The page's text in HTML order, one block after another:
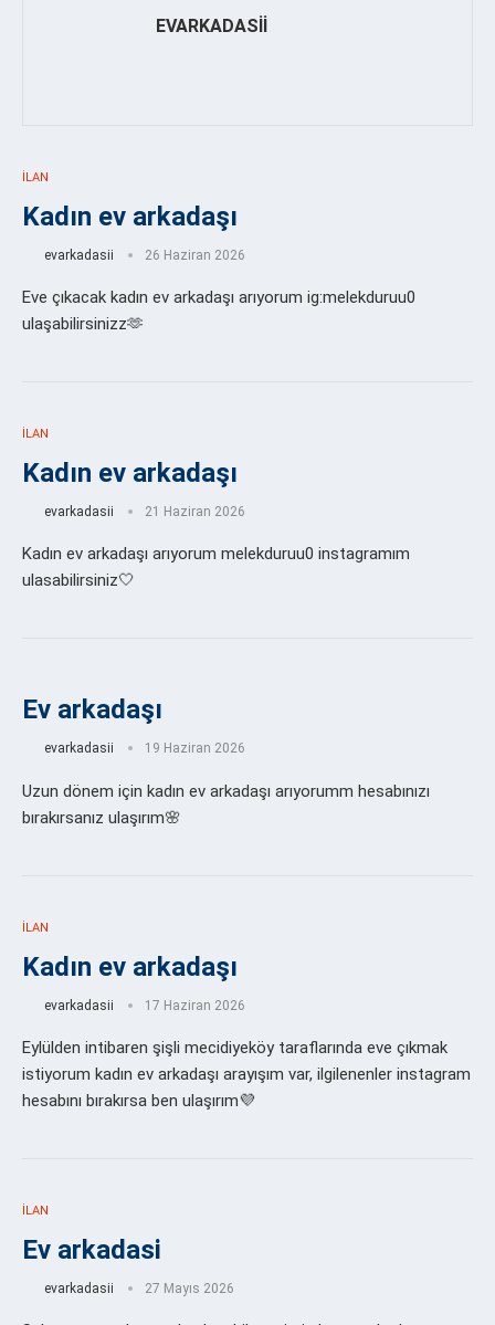
EVARKADASII
İLAN
Kadın ev arkadaşı
evarkadasii 26 Haziran 2026
Eve çıkacak kadın ev arkadaşı arıyorum ig:melekduruu0
ulaşabilirsinizz🫶
İLAN
Kadın ev arkadaşı
evarkadasii 21 Haziran 2026
Kadın ev arkadaşı arıyorum melekduruu0 instagramım
ulasabilirsiniz🤍
Ev arkadaşı
evarkadasii 19 Haziran 2026
Uzun dönem için kadın ev arkadaşı arıyorumm hesabınızı
bırakırsanız ulaşırım🌸
İLAN
Kadın ev arkadaşı
evarkadasii 17 Haziran 2026
Eylülden intibaren şişli mecidiyeköy taraflarında eve çıkmak
istiyorum kadın ev arkadaşı arayışım var, ilgilenenler instagram
hesabını bırakırsa ben ulaşırım💜
İLAN
Ev arkadasi
evarkadasii 27 Mayıs 2026